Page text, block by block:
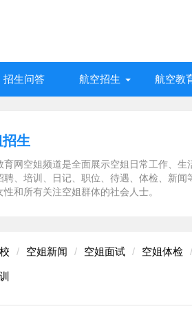
招生问答 航空招生 航空教
生
育网空姐频道是全面展示空姐日常工作、
聘、培训、日记、职位、待遇、体检、新
性和所有关注空姐群体的社会人士。
空姐新闻 空姐面试 空姐体检